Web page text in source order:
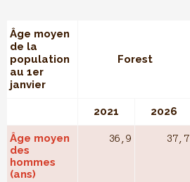
Âge moyen
de la
population
au 1er
janvier
Forest
2021 2026
Âge moyen
des
hommes
(ans)
36,9 37,7